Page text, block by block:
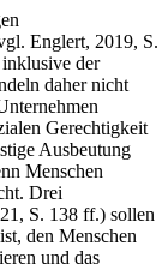
Englert, 2019, S.
der
daher nicht
Gerechtigkeit
Ausbeutung
Menschen
Drei
S. 138 ff.) sollen
den Menschen
und das